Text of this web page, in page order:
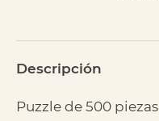
Descripción
Puzzle de 500 piezas